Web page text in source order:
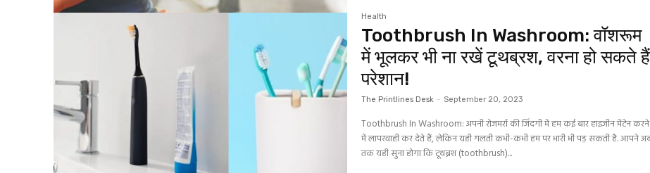
Health
Toothbrush In Washroom: वॉशरूम
में भूलकर भी ना रखें टूथब्रश, वरना हो सकते हैं
परेशान!
The Printlines Desk - September 20, 2023
Toothbrush In Washroom: अपनी रोजमर्रा की जिंदगी में हम कई बार हाइजीन मेंटेन करने
में लापरवाही कर देते हैं, लेकिन यही गलती कभी-कभी हम पर भारी भी पड़ सकती है. आपने
तक यही सुना होगा कि टूथब्रश (toothbrush)...